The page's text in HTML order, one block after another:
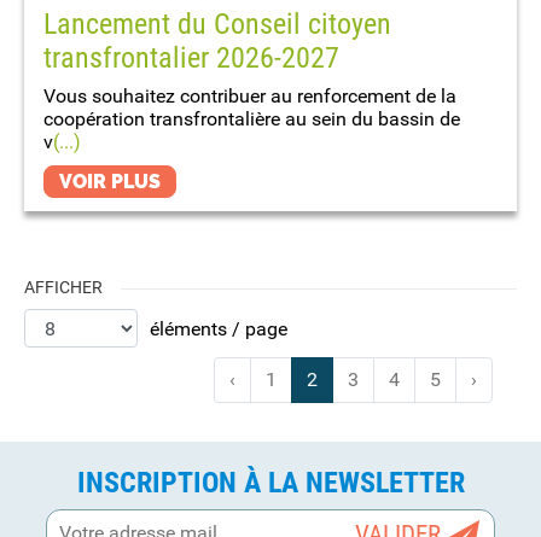
Lancement du Conseil citoyen
transfrontalier 2026-2027
Vous souhaitez contribuer au renforcement de la
coopération transfrontalière au sein du bassin de
v(...)
VOIR PLUS
AFFICHER
‹ 1 2 3 4 5 ›
éléments / page
INSCRIPTION À LA NEWSLETTER